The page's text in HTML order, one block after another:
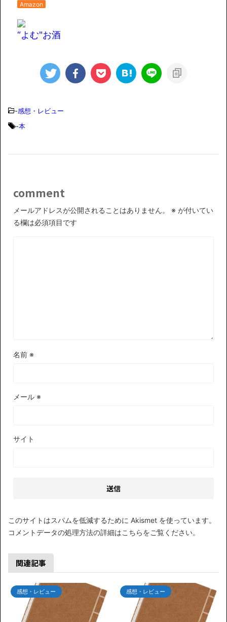
Amazon
“よむ"お酒
-感想・レビュー
-本
comment
メールアドレスが公開されることはありません。 ※ が付いてい
る欄は必須項目です
名前 ※
メール ※
サイト
このサイトはスパムを低減するために Akismet を使っています。
コメントデータの処理方法の詳細はこちらをご覧ください。
関連記事
感想・レビュー 感想・レビュー